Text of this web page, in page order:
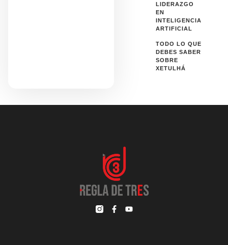
LIDERAZGO
EN
INTELIGENCIA
ARTIFICIAL
TODO LO QUE
DEBES SABER
SOBRE
XETULHÁ